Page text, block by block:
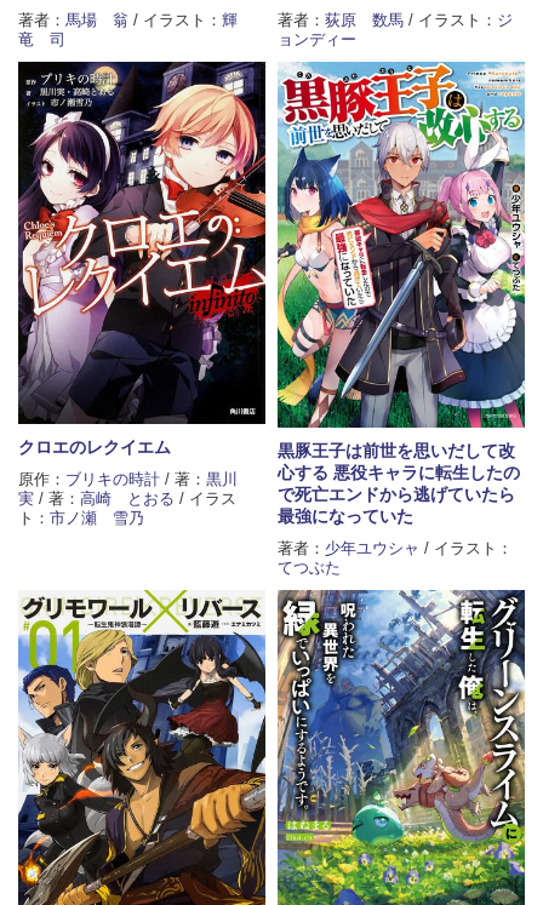
著者： 馬場 翁 / イラスト： 輝
竜 司
著者： 荻原 数馬 / イラスト： ジ
ョンディー
クロエのレクイエム
原作： ブリキの時計 / 著： 黒川
実 / 著： 高崎 とおる / イラス
ト： 市ノ瀬 雪乃
黒豚王子は前世を思いだして改
心する 悪役キャラに転生したの
で死亡エンドから逃げていたら
最強になっていた
著者： 少年ユウシャ / イラスト：
てつぶた